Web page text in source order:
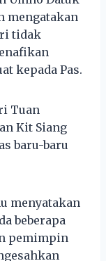
mengatakan
tidak
kepada Pas.
Tuan
Kit Siang
baru-baru
menyatakan
beberapa
pemimpin